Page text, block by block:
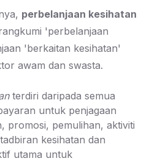
perbelanjaan kesihatan
'perbelanjaan
'berkaitan kesihatan'
awam dan swasta.
terdiri daripada semua
untuk penjagaan
promosi, pemulihan, aktiviti
kesihatan dan
utama untuk